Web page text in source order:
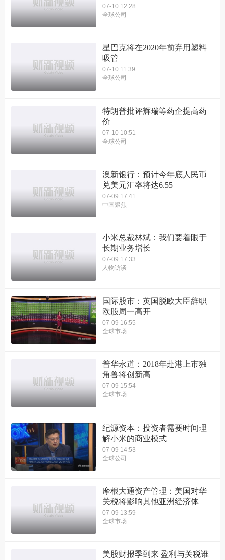
07-10 12:28
全球公司
星巴克将在2020年前弃用塑料
吸管
07-10 11:39
全球公司
特朗普批评辉瑞等药企提高药
价
07-10 10:51
全球公司
澳新银行：预计今年底人民币
兑美元汇率将达6.55
07-09 17:41
中国聚焦
小米总裁林斌：我们要着眼于
长期业务增长
07-09 17:33
人物访谈
国际股市：英国脱欧大臣辞职
欧股周一高开
07-09 16:55
全球市场
普华永道：2018年赴港上市独
角兽将创新高
07-09 15:54
全球市场
纪源资本：投资者需要时间理
解小米的商业模式
07-09 14:53
全球公司
摩根大通资产管理：美国对华
关税将影响其他亚洲经济体
07-09 13:59
全球市场
美股财报季到来 盈利与关税谁